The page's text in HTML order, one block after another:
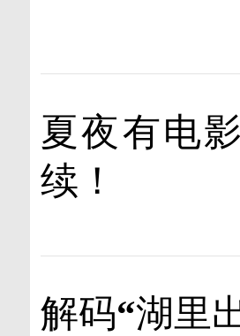
夏夜有电
续！
解码“湖里